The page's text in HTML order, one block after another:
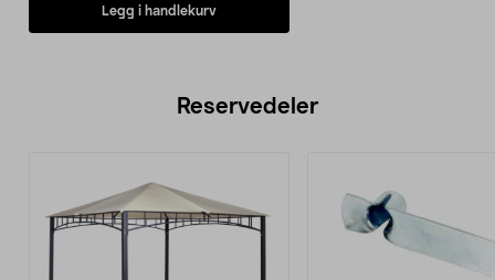
Legg i handlekurv
Reservedeler